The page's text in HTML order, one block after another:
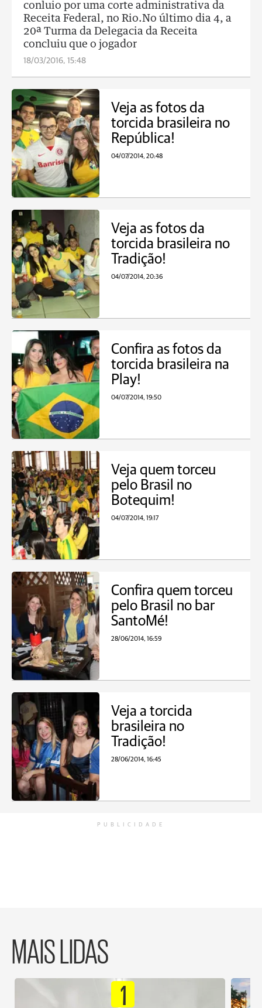
conluio por uma corte administrativa da
Receita Federal, no Rio.No último dia 4, a
20ª Turma da Delegacia da Receita
concluiu que o jogador
18/03/2016, 15:48
Veja as fotos da
torcida brasileira no
República!
04/07/2014, 20:48
Veja as fotos da
torcida brasileira no
Tradição!
04/07/2014, 20:36
Confira as fotos da
torcida brasileira na
Play!
04/07/2014, 19:50
Veja quem torceu
pelo Brasil no
Botequim!
04/07/2014, 19:17
Confira quem torceu
pelo Brasil no bar
SantoMé!
28/06/2014, 16:59
Veja a torcida
brasileira no
Tradição!
28/06/2014, 16:45
PUBLICIDADE
MAIS LIDAS
1